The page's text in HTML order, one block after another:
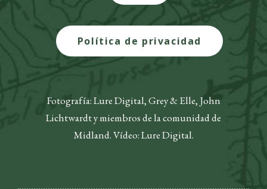
Política de privacidad
Fotografía: Lure Digital, Grey & Elle, John
Lichtwardt y miembros de la comunidad de
Midland. Vídeo: Lure Digital.